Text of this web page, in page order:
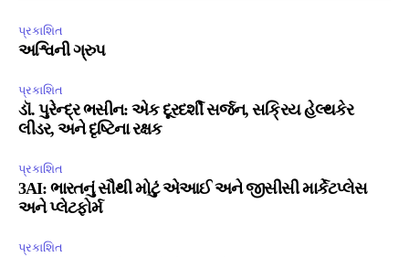
પ્રકાશિત
અશ્વિની ગ્રુપ
પ્રકાશિત
ડૉ. પુરેન્દ્ર ભસીન: એક દૂરદર્શી સર્જન, સક્રિય હેલ્થકેર
લીડર, અને દૃષ્ટિના રક્ષક
પ્રકાશિત
3AI: ભારતનું સૌથી મોટું એઆઈ અને જીસીસી માર્કેટપ્લેસ
અને પ્લેટફોર્મ
પ્રકાશિત